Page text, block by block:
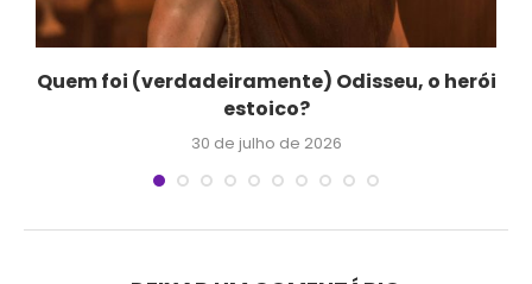
Quem foi (verdadeiramente) Odisseu, o herói
estoico?
30 de julho de 2026